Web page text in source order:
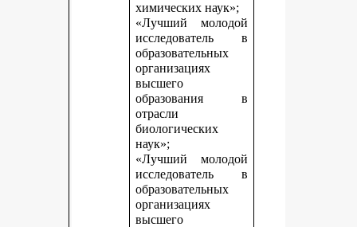
химических наук»;
«Лучший молодой
исследователь в
образовательных
организациях
высшего
образования в
отрасли
биологических
наук»;
«Лучший молодой
исследователь в
образовательных
организациях
высшего